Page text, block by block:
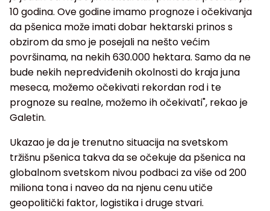
10 godina. Ove godine imamo prognoze i očekivanja
da pšenica može imati dobar hektarski prinos s
obzirom da smo je posejali na nešto većim
površinama, na nekih 630.000 hektara. Samo da ne
bude nekih nepredviđenih okolnosti do kraja juna
meseca, možemo očekivati rekordan rod i te
prognoze su realne, možemo ih očekivati", rekao je
Galetin.
Ukazao je da je trenutno situacija na svetskom
tržišnu pšenica takva da se očekuje da pšenica na
globalnom svetskom nivou podbaci za više od 200
miliona tona i naveo da na njenu cenu utiče
geopolitički faktor, logistika i druge stvari.